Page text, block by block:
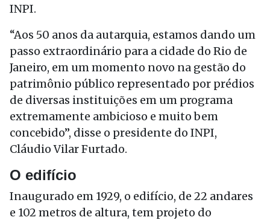
INPI.
“Aos 50 anos da autarquia, estamos dando um
passo extraordinário para a cidade do Rio de
Janeiro, em um momento novo na gestão do
patrimônio público representado por prédios
de diversas instituições em um programa
extremamente ambicioso e muito bem
concebido”, disse o presidente do INPI,
Cláudio Vilar Furtado.
O edifício
Inaugurado em 1929, o edifício, de 22 andares
e 102 metros de altura, tem projeto do